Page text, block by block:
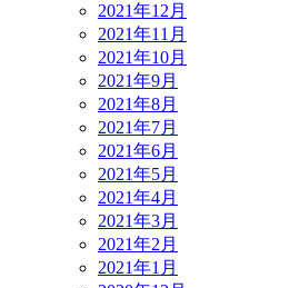
2021年12月
2021年11月
2021年10月
2021年9月
2021年8月
2021年7月
2021年6月
2021年5月
2021年4月
2021年3月
2021年2月
2021年1月